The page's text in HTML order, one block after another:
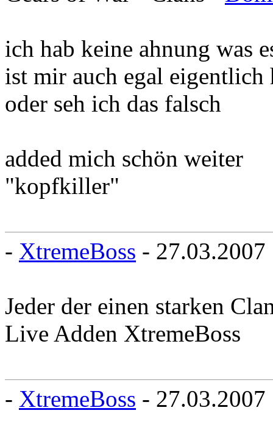
ich hab keine ahnung was
ist mir auch egal eigentlich
oder seh ich das falsch
added mich schön weiter
"kopfkiller"
- XtremeBoss - 27.03.2007
Jeder der einen starken
Live Adden XtremeBoss
- XtremeBoss - 27.03.2007